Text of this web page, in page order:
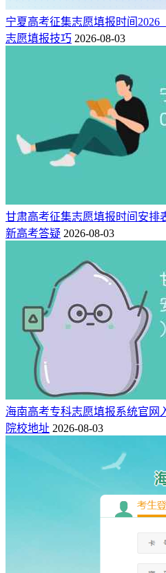
宁夏高考征集志愿填报时间2026
志愿填报技巧 2026-08-03
甘肃高考征集志愿填报时间安排
新高考答疑 2026-08-03
海南高考专科志愿填报系统官网
院校地址 2026-08-03